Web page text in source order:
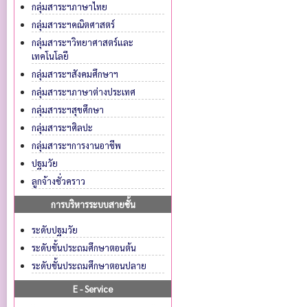
กลุ่มสาระฯภาษาไทย
กลุ่มสาระฯคณิตศาสตร์
กลุ่มสาระฯวิทยาศาสตร์และ
เทคโนโลยี
กลุ่มสาระฯสังคมศึกษาฯ
กลุ่มสาระฯภาษาต่างประเทศ
กลุ่มสาระฯสุขศึกษา
กลุ่มสาระฯศิลปะ
กลุ่มสาระฯการงานอาชีพ
ปฐมวัย
ลูกจ้างชั่วคราว
การบริหารระบบสายชั้น
ระดับปฐมวัย
ระดับชั้นประถมศึกษาตอนต้น
ระดับชั้นประถมศึกษาตอนปลาย
E - Service